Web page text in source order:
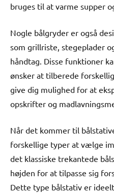
bruges til at varme supper
Nogle bålgryder er også
som grillriste, stegeplader
håndtag. Disse funktioner
ønsker at tilberede
give dig mulighed for at
opskrifter og
Når det kommer til
forskellige typer at vælge
det klassiske trekantede
højden for at tilpasse sig
Dette type bålstativ er